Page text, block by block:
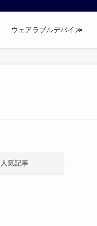
ウェアラブルデバイス
人気記事